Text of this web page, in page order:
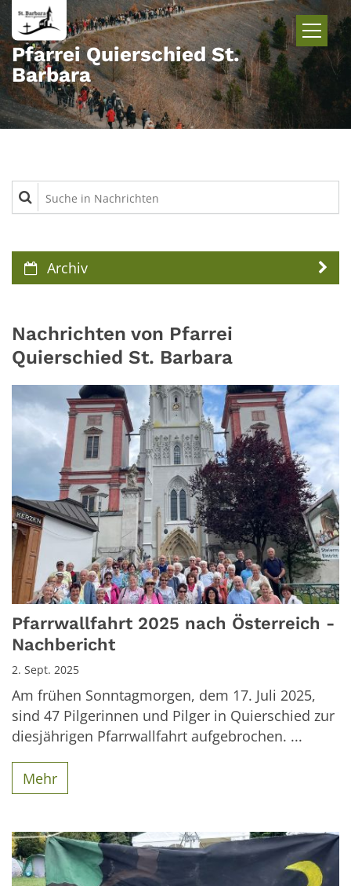
Zum Inhalt springen
Pfarrei Quierschied St.
Barbara
Nachrichten von Pfarrei
Quierschied St. Barbara
Pfarrwallfahrt 2025 nach Österreich -
Nachbericht
2. Sept. 2025
Am frühen Sonntagmorgen, dem 17. Juli 2025,
sind 47 Pilgerinnen und Pilger in Quierschied zur
diesjährigen Pfarrwallfahrt aufgebrochen. ...
Mehr
Suche in Nachrichten
Archiv